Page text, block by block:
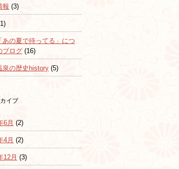
報 (3)
あの夏で待ってる」につ
ブログ (16)
泉の歴史history (5)
イブ
6月 (2)
4月 (2)
12月 (3)